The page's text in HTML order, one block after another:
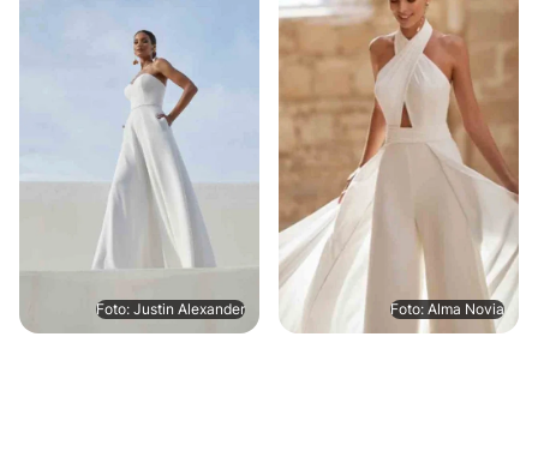
Foto: Justin Alexander Foto: Alma Novia